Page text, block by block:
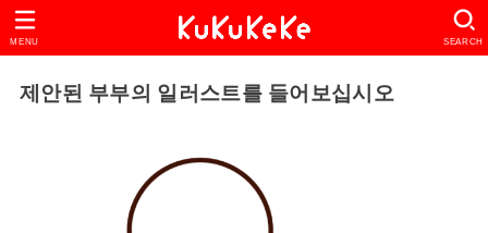
SEARCH
MENU
제안된 부부의 일러스트를 들어보십시오